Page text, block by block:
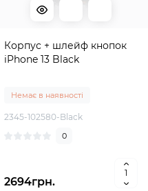
Корпус + шлейф кнопок
iPhone 13 Black
Немає в наявності
2345-102580-Black
0
2694грн.